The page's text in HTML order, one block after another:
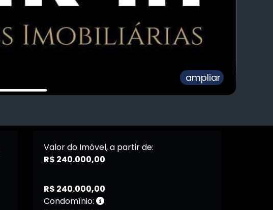
ampliar
Valor do Imóvel, a partir de:
R$ 240.000,00
R$ 240.000,00
Condomínio: